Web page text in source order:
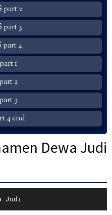
part 2
part 3
part 4
1
2
3
4 end
Dewa Judi
Judi